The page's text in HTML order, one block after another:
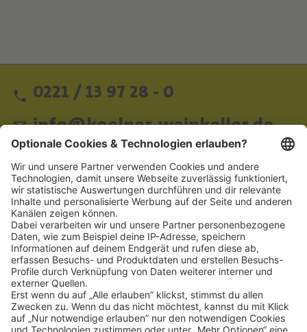
0221 / 13 97 28 - 0
info@koelner-weinkeller.de
Schnellzugriff
ZAHLUNGSMETHODEN
SOCIAL
NEWSLETTER